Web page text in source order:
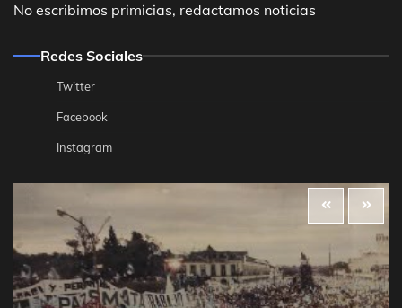
No escribimos primicias, redactamos noticias
Redes Sociales
Twitter
Facebook
Instagram